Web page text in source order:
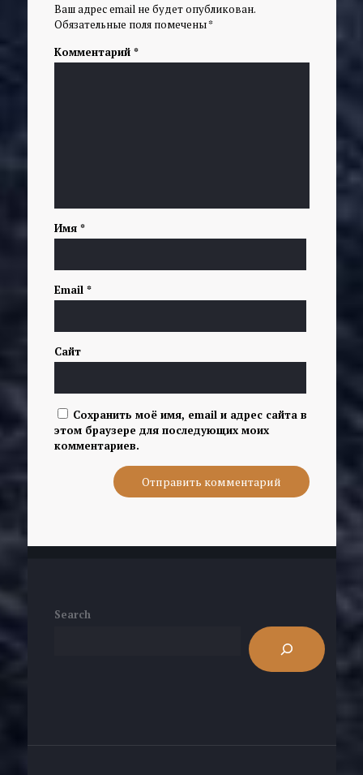
Ваш адрес email не будет опубликован.
Обязательные поля помечены*
Комментарий *
Имя *
Email *
Сайт
Сохранить моё имя, email и адрес сайта в
этом браузере для последующих моих
комментариев.
Search